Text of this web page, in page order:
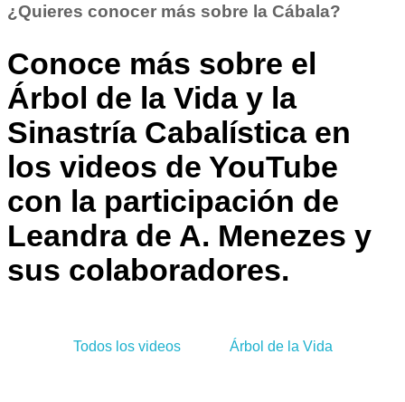
En
Nuestras
Redes
Sociales!
¡Síguenos
En
Nuestras
Redes
Sociales!
¡Síguenos
En
Nuestras
Redes
Sociales!
¿Quieres conocer más sobre la Cábala?
Conoce más sobre el
Árbol de la Vida y la
Sinastría Cabalística en
los videos de YouTube
con la participación de
Leandra de A. Menezes y
sus colaboradores.
Todos los videos Árbol de la Vida